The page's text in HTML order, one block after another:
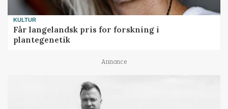
KULTUR
Får langelandsk pris for forskning i
plantegenetik
Annonce